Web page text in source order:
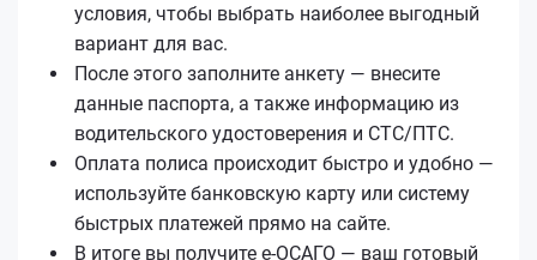
условия, чтобы выбрать наиболее выгодный
вариант для вас.
После этого заполните анкету — внесите
данные паспорта, а также информацию из
водительского удостоверения и СТС/ПТС.
Оплата полиса происходит быстро и удобно —
используйте банковскую карту или систему
быстрых платежей прямо на сайте.
В итоге вы получите е‑ОСАГО — ваш готовый